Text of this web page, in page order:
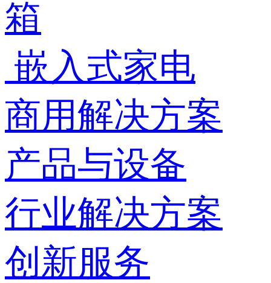
箱
嵌入式家电
商用解决方案
产品与设备
行业解决方案
创新服务